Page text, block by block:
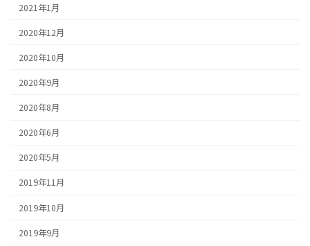
2021年1月
2020年12月
2020年10月
2020年9月
2020年8月
2020年6月
2020年5月
2019年11月
2019年10月
2019年9月